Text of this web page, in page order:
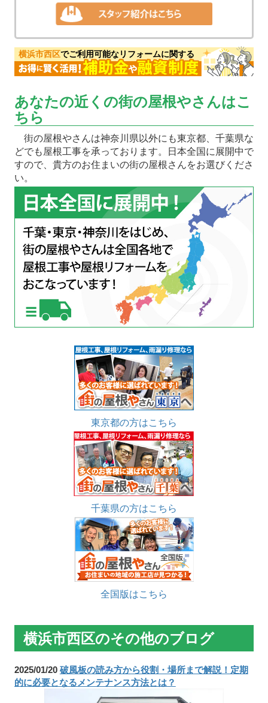
横浜市西区でご利用可能なリフォームに関する
あなたの近くの街の屋根やさんはこ
ちら
街の屋根やさんは神奈川県以外にも東京都、千葉県な
どでも屋根工事を承っております。日本全国に展開中で
すので、貴方のお住まいの街の屋根さんをお選びくださ
い。
東京都の方はこちら
千葉県の方はこちら
全国版はこちら
横浜市西区のその他のブログ
2025/01/20 破風板の読み方から役割・場所まで解説！定期
的に必要となるメンテナンス方法とは？